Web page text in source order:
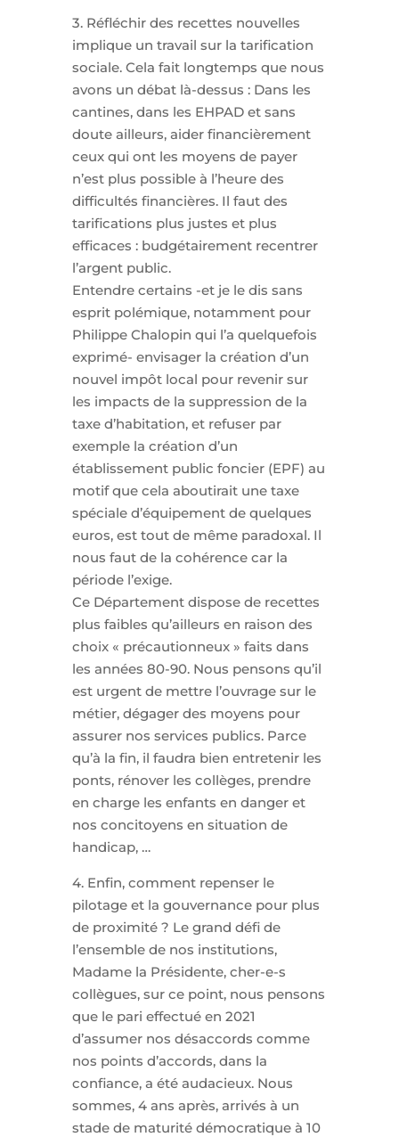
3. Réfléchir des recettes nouvelles
implique un travail sur la tarification
sociale. Cela fait longtemps que nous
avons un débat là-dessus : Dans les
cantines, dans les EHPAD et sans
doute ailleurs, aider financièrement
ceux qui ont les moyens de payer
n’est plus possible à l’heure des
difficultés financières. Il faut des
tarifications plus justes et plus
efficaces : budgétairement recentrer
l’argent public.
Entendre certains -et je le dis sans
esprit polémique, notamment pour
Philippe Chalopin qui l’a quelquefois
exprimé- envisager la création d’un
nouvel impôt local pour revenir sur
les impacts de la suppression de la
taxe d’habitation, et refuser par
exemple la création d’un
établissement public foncier (EPF) au
motif que cela aboutirait une taxe
spéciale d’équipement de quelques
euros, est tout de même paradoxal. Il
nous faut de la cohérence car la
période l’exige.
Ce Département dispose de recettes
plus faibles qu’ailleurs en raison des
choix « précautionneux » faits dans
les années 80-90. Nous pensons qu’il
est urgent de mettre l’ouvrage sur le
métier, dégager des moyens pour
assurer nos services publics. Parce
qu’à la fin, il faudra bien entretenir les
ponts, rénover les collèges, prendre
en charge les enfants en danger et
nos concitoyens en situation de
handicap, …
4. Enfin, comment repenser le
pilotage et la gouvernance pour plus
de proximité ? Le grand défi de
l’ensemble de nos institutions,
Madame la Présidente, cher-e-s
collègues, sur ce point, nous pensons
que le pari effectué en 2021
d’assumer nos désaccords comme
nos points d’accords, dans la
confiance, a été audacieux. Nous
sommes, 4 ans après, arrivés à un
stade de maturité démocratique à 10